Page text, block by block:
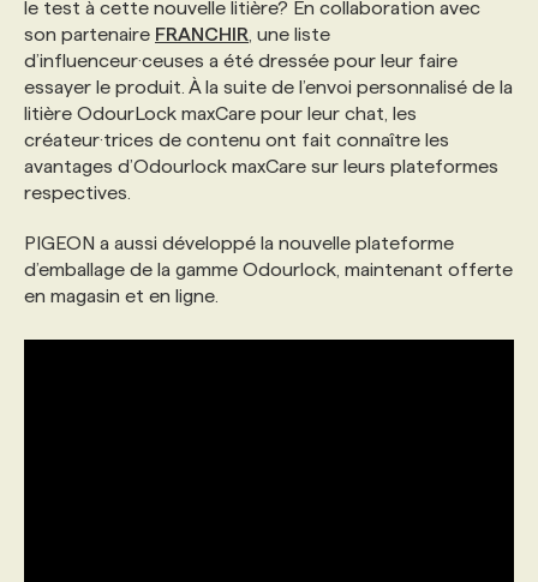
le test à cette nouvelle litière? En collaboration avec
son partenaire FRANCHIR , une liste
d’influenceur·ceuses a été dressée pour leur faire
essayer le produit. À la suite de l’envoi personnalisé de la
litière OdourLock maxCare pour leur chat, les
créateur·trices de contenu ont fait connaître les
avantages d’Odourlock maxCare sur leurs plateformes
respectives.
PIGEON a aussi développé la nouvelle plateforme
d’emballage de la gamme Odourlock, maintenant offerte
en magasin et en ligne.